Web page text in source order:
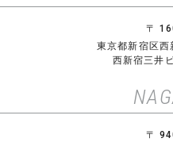
〒
東京都新宿区
西新宿三井
〒